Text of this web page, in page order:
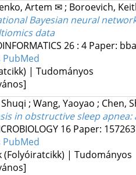
Artem ✉; Boroevich,
Bayesian neural
data
26: 4 Paper:
PubMed
| Tudományos
; Wang, Yaoyao ; Chen,
in obstructive sleep
16 Paper:
PubMed
(Folyóiratcikk) | Tudományos